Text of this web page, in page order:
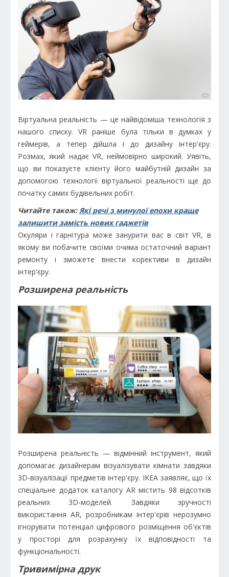
Віртуальна реальність — це найвідоміша технологія з
нашого списку. VR раніше була тільки в думках у
геймерів, а тепер дійшла і до дизайну інтер'єру.
Розмах, який надає VR, неймовірно широкий. Уявіть,
що ви показуєте клієнту його майбутній дизайн за
допомогою технології віртуальної реальності ще до
початку самих будівельних робіт.
Читайте також:Які речі з минулої епохи краще
залишити замість нових гаджетів
Окуляри і гарнітура може занурити вас в світ VR, в
якому ви побачите своїми очима остаточний варіант
ремонту і зможете внести корективи в дизайн
інтер'єру.
Розширена реальність
Розширена реальність — відмінний інструмент, який
допомагає дизайнерам візуалізувати кімнати завдяки
3D-візуалізації предметів інтер'єру. IKEA заявляє, що їх
спеціальне додаток каталогу AR містить 98 відсотків
реальних 3D-моделей. Завдяки зручності
використання AR, розробникам інтер'єрів нерозумно
ігнорувати потенціал цифрового розміщення об'єктів
у просторі для розрахунку їх відповідності та
функціональності.
Тривимірна друк